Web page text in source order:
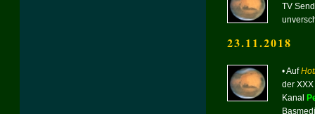
TV
23.11.2018
• Auf
der
Kanal